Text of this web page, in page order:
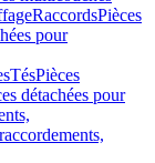
RaccordsPièces
pour
TésPièces
détachées pour